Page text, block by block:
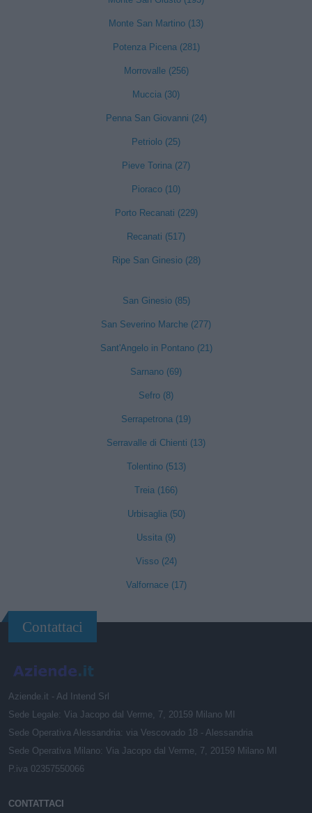
Monte San Martino (13)
Potenza Picena (281)
Morrovalle (256)
Muccia (30)
Penna San Giovanni (24)
Petriolo (25)
Pieve Torina (27)
Pioraco (10)
Porto Recanati (229)
Recanati (517)
Ripe San Ginesio (28)
San Ginesio (85)
San Severino Marche (277)
Sant'Angelo in Pontano (21)
Sarnano (69)
Sefro (8)
Serrapetrona (19)
Serravalle di Chienti (13)
Tolentino (513)
Treia (166)
Urbisaglia (50)
Ussita (9)
Visso (24)
Valfornace (17)
Contattaci
Aziende.it - Ad Intend Srl
Sede Legale: Via Jacopo dal Verme, 7, 20159 Milano MI
Sede Operativa Alessandria: via Vescovado 18 - Alessandria
Sede Operativa Milano: Via Jacopo dal Verme, 7, 20159 Milano MI
P.iva 02357550066
CONTATTACI